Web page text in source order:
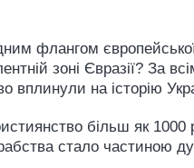
флангом
зоні Євразії? За
вплинули на історію
більш як
стало частиною